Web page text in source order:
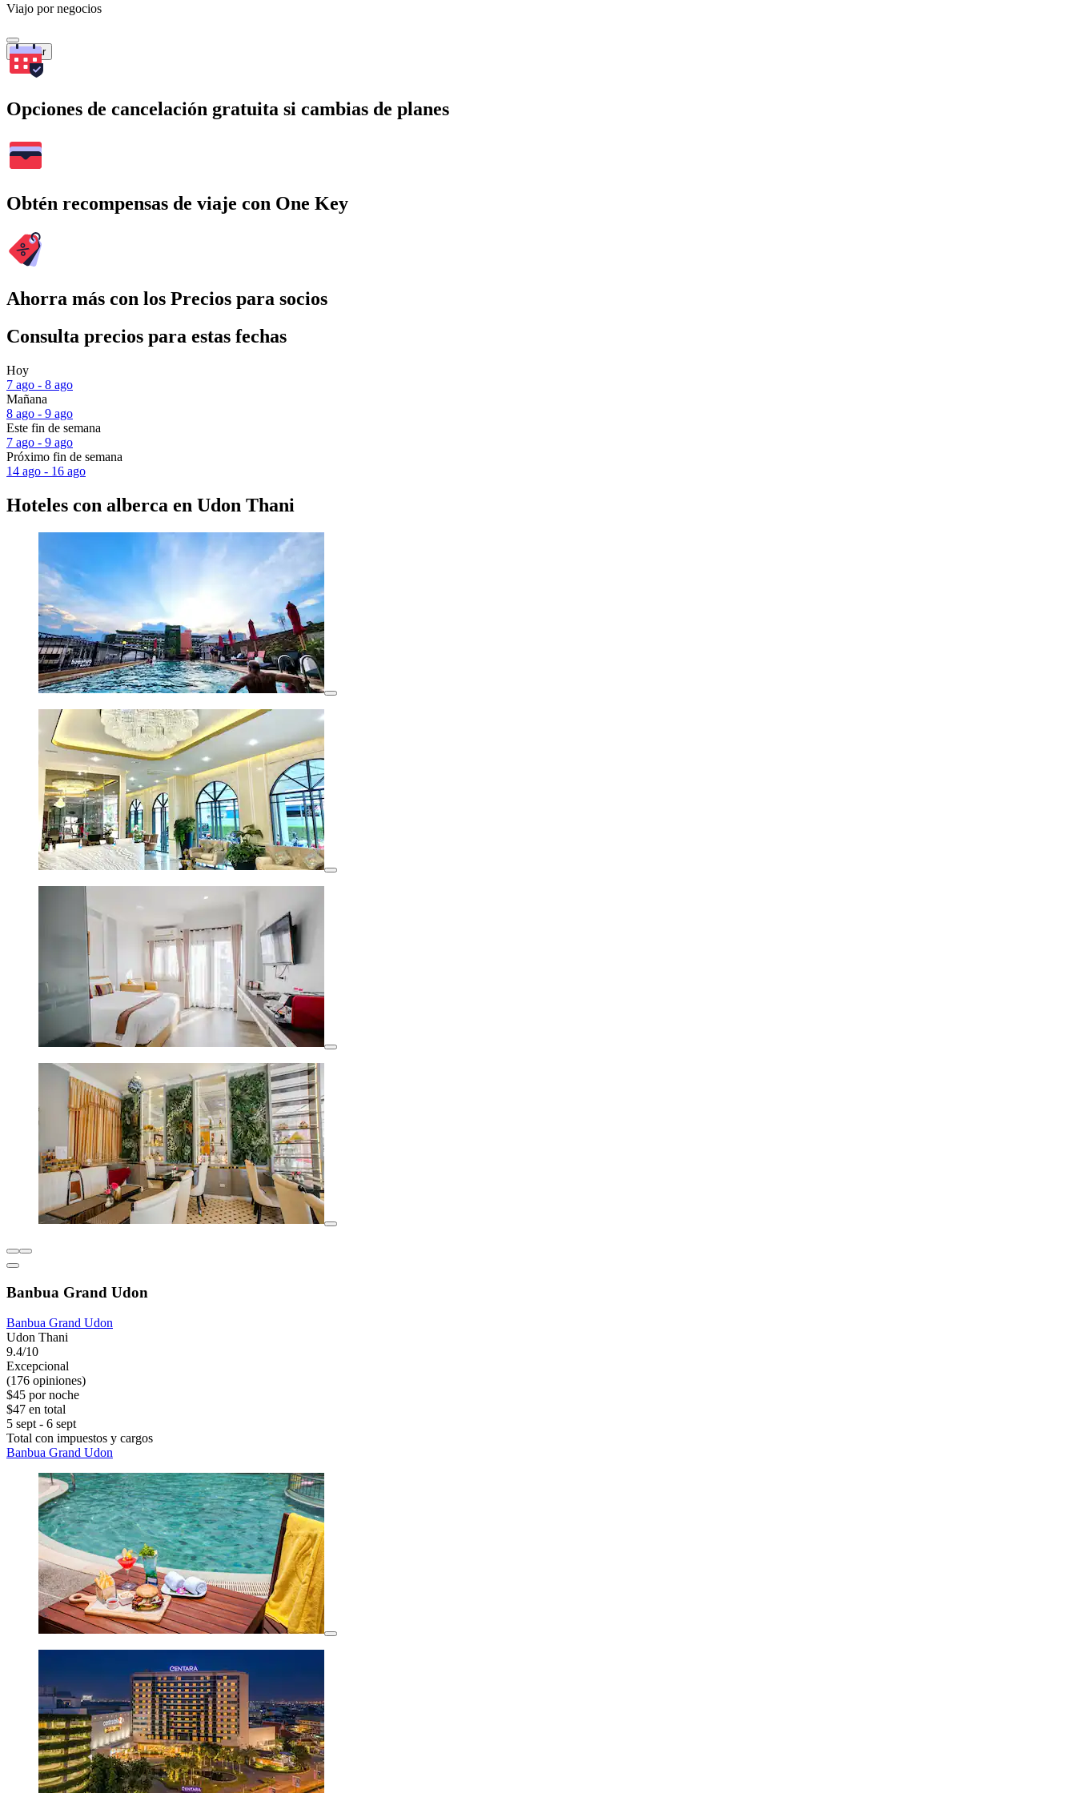
Viajo por negocios
Buscar
Opciones de cancelación gratuita si cambias de planes
Obtén recompensas de viaje con One Key
Ahorra más con los Precios para socios
Consulta precios para estas fechas
Hoy
7 ago - 8 ago
Mañana
8 ago - 9 ago
Este fin de semana
7 ago - 9 ago
Próximo fin de semana
14 ago - 16 ago
Hoteles con alberca en Udon Thani
Banbua Grand Udon
Banbua Grand Udon
Udon Thani
9.4/10
Excepcional
(176 opiniones)
$45 por noche
$47 en total
5 sept - 6 sept
Total con impuestos y cargos
Banbua Grand Udon